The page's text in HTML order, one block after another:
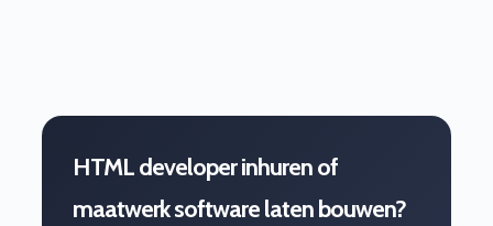
HTML developer inhuren of
maatwerk software laten bouwen?